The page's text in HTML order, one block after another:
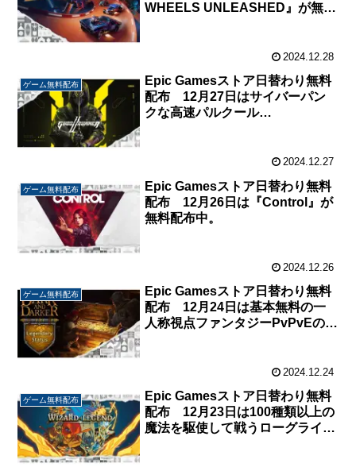
WHEELS UNLEASHED』が無料
2024.12.28
ゲーム無料配布
Epic Gamesストア日替わり無料
配布 12月27日はサイバーパン
クな高速パルクール
2024.12.27
ゲーム無料配布
Epic Gamesストア日替わり無料
配布 12月26日は『Control』が
無料配布中。
2024.12.26
ゲーム無料配布
Epic Gamesストア日替わり無料
配布 12月24日は基本無料の一
人称視点ファンタジーPvPvEの
2024.12.24
ゲーム無料配布
Epic Gamesストア日替わり無料
配布 12月23日は100種類以上の
魔法を駆使して戦うローグライク